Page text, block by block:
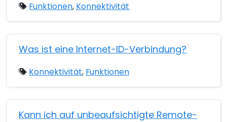
Funktionen, Konnektivität
Was ist eine Internet-ID-Verbindung?
Konnektivität, Funktionen
Kann ich auf unbeaufsichtigte Remote-